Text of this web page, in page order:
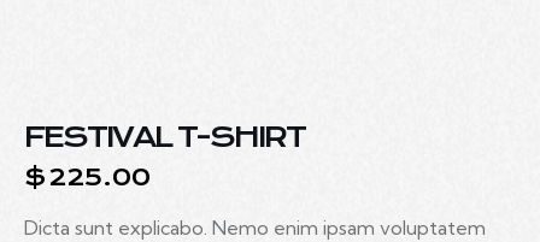
FESTIVAL T-SHIRT
$225.00
Dicta sunt explicabo. Nemo enim ipsam voluptatem